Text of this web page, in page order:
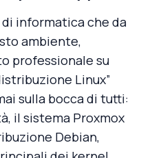
di informatica che da
ambiente,
professionale su
Linux”
sulla bocca di tutti:
il sistema Proxmox
Debian,